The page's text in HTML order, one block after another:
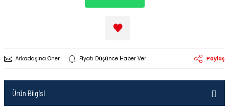
Arkadaşına Öner Fiyatı Düşünce Haber Ver Paylaş
Ürün Bilgisi